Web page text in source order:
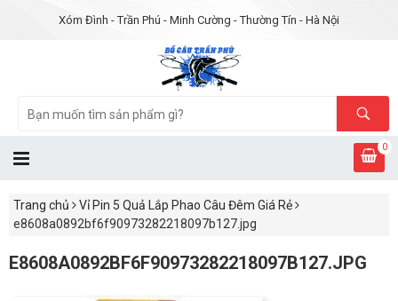
Xóm Đình - Trần Phú - Minh Cường - Thường Tín - Hà Nội
0
Trang chủ
Vỉ Pin 5 Quả Lắp Phao Câu Đêm Giá Rẻ
e8608a0892bf6f90973282218097b127.jpg
E8608A0892BF6F90973282218097B127.JPG